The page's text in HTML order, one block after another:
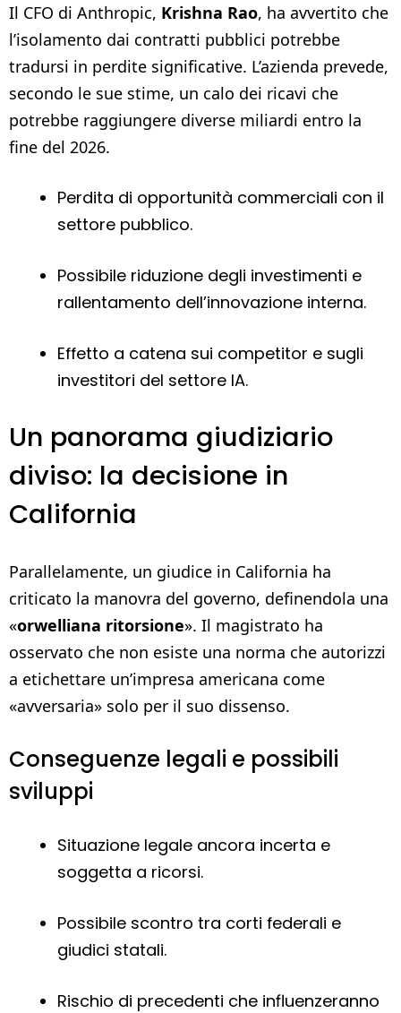
Il CFO di Anthropic, Krishna Rao, ha avvertito che
l’isolamento dai contratti pubblici potrebbe
tradursi in perdite significative. L’azienda prevede,
secondo le sue stime, un calo dei ricavi che
potrebbe raggiungere diverse miliardi entro la
fine del 2026.
Perdita di opportunità commerciali con il
settore pubblico.
Possibile riduzione degli investimenti e
rallentamento dell’innovazione interna.
Effetto a catena sui competitor e sugli
investitori del settore IA.
Un panorama giudiziario
diviso: la decisione in
California
Parallelamente, un giudice in California ha
criticato la manovra del governo, definendola una
«orwelliana ritorsione». Il magistrato ha
osservato che non esiste una norma che autorizzi
a etichettare un’impresa americana come
«avversaria» solo per il suo dissenso.
Conseguenze legali e possibili
sviluppi
Situazione legale ancora incerta e
soggetta a ricorsi.
Possibile scontro tra corti federali e
giudici statali.
Rischio di precedenti che influenzeranno